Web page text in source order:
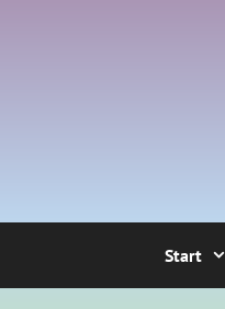
Start